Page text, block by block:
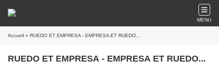
MENU
Accueil » RUEDO ET EMPRESA - EMPRESA ET RUEDO...
RUEDO ET EMPRESA - EMPRESA ET RUEDO...